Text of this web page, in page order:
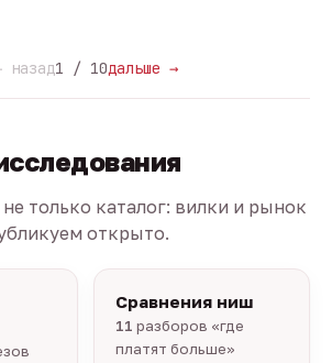
назад1 / 10дальше →
только каталог: вилки и рынок
открыто.
Сравнения ниш
11 разборов «где
платят больше»